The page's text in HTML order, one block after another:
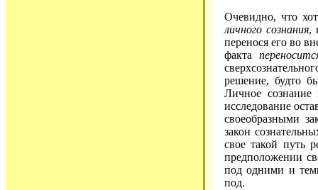
Очевидно, что
личного сознания,
перенося его во
факта
решение, будто
Личное сознание
исследование
своеобразными
закон
свое такой путь
предположении
под одними и
под.